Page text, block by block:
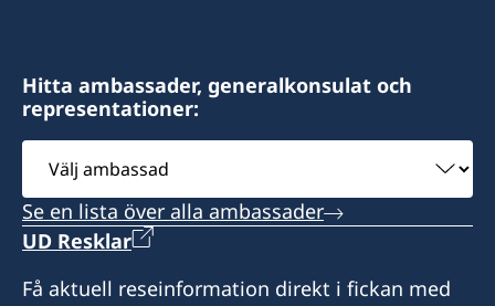
Hitta ambassader, generalkonsulat och
representationer:
Välj
ambassad
Se en lista över alla ambassader
UD Resklar
Få aktuell reseinformation direkt i fickan med